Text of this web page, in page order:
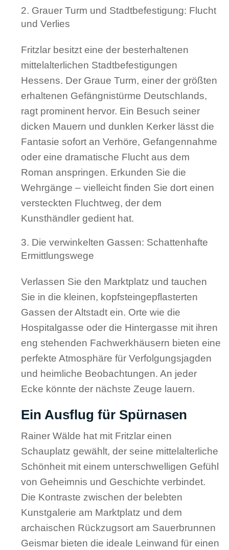
Grauer Turm und Stadtbefestigung: Flucht
und Verlies
Fritzlar besitzt eine der besterhaltenen
mittelalterlichen Stadtbefestigungen
Hessens. Der Graue Turm, einer der größten
erhaltenen Gefängnistürme Deutschlands,
ragt prominent hervor. Ein Besuch seiner
dicken Mauern und dunklen Kerker lässt die
Fantasie sofort an Verhöre, Gefangennahme
oder eine dramatische Flucht aus dem
Roman anspringen. Erkunden Sie die
Wehrgänge – vielleicht finden Sie dort einen
versteckten Fluchtweg, der dem
Kunsthändler gedient hat.
Die verwinkelten Gassen: Schattenhafte
Ermittlungswege
Verlassen Sie den Marktplatz und tauchen
Sie in die kleinen, kopfsteingepflasterten
Gassen der Altstadt ein. Orte wie die
Hospitalgasse oder die Hintergasse mit ihren
eng stehenden Fachwerkhäusern bieten eine
perfekte Atmosphäre für Verfolgungsjagden
und heimliche Beobachtungen. An jeder
Ecke könnte der nächste Zeuge lauern.
Ein Ausflug für Spürnasen
Rainer Wälde hat mit Fritzlar einen
Schauplatz gewählt, der seine mittelalterliche
Schönheit mit einem unterschwelligen Gefühl
von Geheimnis und Geschichte verbindet.
Die Kontraste zwischen der belebten
Kunstgalerie am Marktplatz und dem
archaischen Rückzugsort am Sauerbrunnen
Geismar bieten die ideale Leinwand für einen